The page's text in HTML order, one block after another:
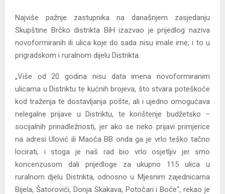
Najviše pažnje zastupnika na današnjem zasjedanju
Skupštine Brčko distrikta BiH izazvao je prijedlog naziva
novoformiranih ili ulica koje do sada nisu imale ime, i to u
prigradskom i ruralnom dijelu Distrikta.
„Više od 20 godina nisu data imena novoformiranim
ulicama u Distriktu te kućnih brojeva, što stvara poteškoće
kod traženja te dostavljanja pošte, ali i ujedno omogućava
nelegalne prijave u Distriktu, te korištenje budžetsko –
socijalnih prinadležnosti, jer ako se neko prijavi primjerice
na adresi Ulović ili Maoča BB onda ga je vrlo teško tačno
locirati, i stoga je naš rad bio vrlo osjetljiv jer smo
koncenzusom dali prijedloge za ukupno 115 ulica u
ruralnom djelu Distrikta, odnosno u Mjesnim zajednicama
Bijela, Šatorovići, Donja Skakava, Potočari i Boće“, rekao je